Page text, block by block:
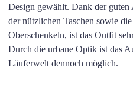
Design gewählt. Dank der
der nützlichen Taschen sowie
Oberschenkeln, ist das Outfit
Durch die urbane Optik ist das
Läuferwelt dennoch möglich.